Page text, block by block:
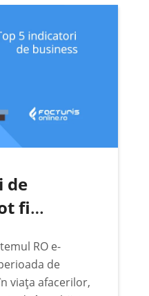
de
fi
RO e-
de
viața afacerilor,